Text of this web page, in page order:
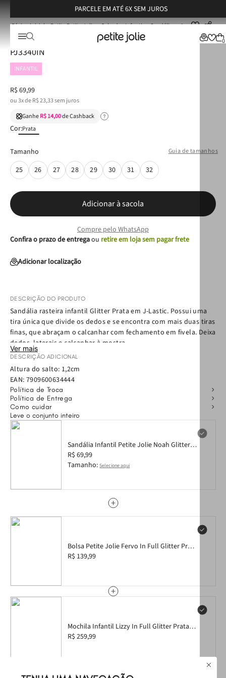
PARCELE EM ATÉ 6X SEM JUROS
0
Petite Petite Jolie Calçados Infantis Sandálias Sandália Infantil Petite Jolie Noah Glitter Prata PJ3340IN
Sandália Infantil Petite Jolie Noah Glitter Prata
PJ3340IN
INFANTIL
R$ 69,99
ou3x deR$23,33sem juros
GanheR$ 14,00de Cashback
Cor:Prata
Guia de tamanhos
Tamanho
25
26 27 28 29 30 31 32
Adicionar à sacola
Compre pelo WhatsApp
Confira o prazo de entregaou retire em loja sem pagar frete
Adicionar localização
DESCRIÇÃO DO PRODUTO
Sandália rasteira infantil Glitter Prata em J-Lastic. Possui uma
tira única que divide os dedos e se encontra com mais duas tiras
finas, que abraçam o calcanhar com fechamento em fivela. Deixa
dedos, laterais e calcanhar à mostra.
Aposte na sandália Noah para deixar os looks básicos mais
divertidos. É versatilidade pura para a sua pequena!
Ver mais
DESCRIÇÃO ADICIONAL
Altura do salto: 1,2cm
EAN: 7909600634444
Política de Troca
Política de Entrega
Como cuidar
Leve o conjunto inteiro
Sandália Infantil Petite Jolie Noah Glitter
Prata PJ3340IN 25
R$ 69,99
Tamanho: Selecione aqui
Bolsa Petite Jolie Fervo In Full Glitter Prata
PJ11355IN
R$ 139,99
Mochila Infantil Lizzy In Full Glitter Prata
PJ10582IN
R$ 259,99